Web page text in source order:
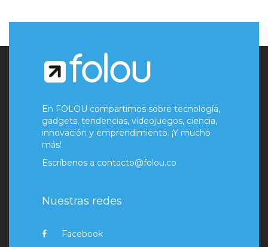
En FOLOU compartimos sobre tecnología,
gadgets, tendencias, videojuegos, ciencia,
innovación y emprendimiento. ¡Y mucho
más!
Escríbenos a contacto@folou.co
Nuestras redes
Facebook